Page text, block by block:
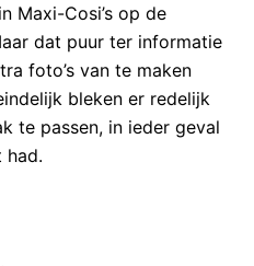
Maxi-Cosi’s op de
dat puur ter informatie
foto’s van te maken
bleken er redelijk
te passen, in ieder geval
had.